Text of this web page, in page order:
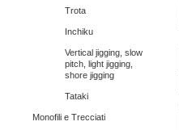
Trota
Inchiku
Vertical jigging, slow
pitch, light jigging,
shore jigging
Tataki
Monofili e Trecciati